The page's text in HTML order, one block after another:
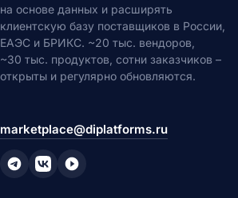
на основе данных и расширять
клиентскую базу поставщиков в России,
ЕАЭС и БРИКС. ~20 тыс. вендоров,
~30 тыс. продуктов, сотни заказчиков –
открыты и регулярно обновляются.
marketplace@diplatforms.ru